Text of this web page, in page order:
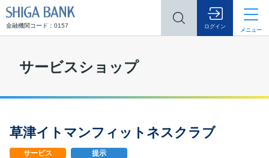
金融機関コード：0157 ログイン
メニュー
サービスショップ
草津イトマンフィットネスクラブ
サービス 提示